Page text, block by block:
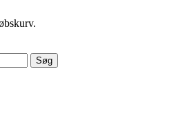
Søg